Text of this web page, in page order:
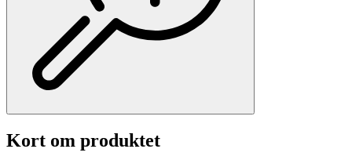
Kort om produktet